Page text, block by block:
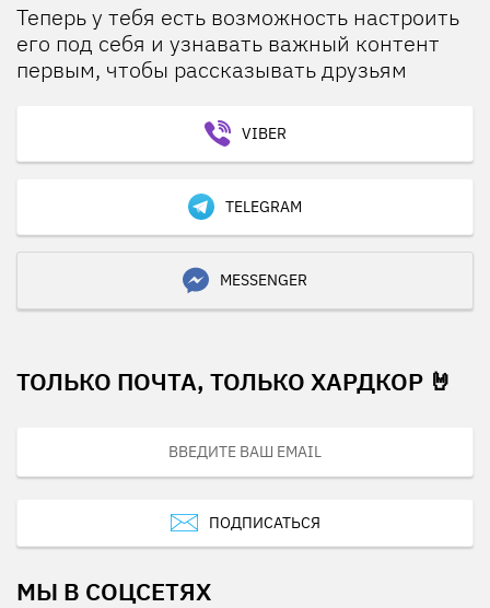
Теперь у тебя есть возможность настроить
его под себя и узнавать важный контент
первым, чтобы рассказывать друзьям
VIBER
TELEGRAM
MESSENGER
ТОЛЬКО ПОЧТА, ТОЛЬКО ХАРДКОР 🤘
ПОДПИСАТЬСЯ
МЫ В СОЦСЕТЯХ